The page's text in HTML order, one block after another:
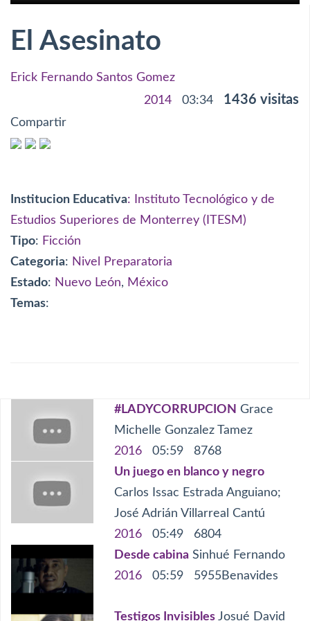
El Asesinato
Erick Fernando Santos Gomez
2014
03:34 1436 visitas
Compartir
Institucion Educativa: Instituto Tecnológico y de
Estudios Superiores de Monterrey (ITESM)
Tipo: Ficción
Categoria: Nivel Preparatoria
Estado: Nuevo León, México
Temas:
#LADYCORRUPCION Grace
Michelle Gonzalez Tamez
2016
05:59
8768
Un juego en blanco y negro
Carlos Issac Estrada Anguiano;
José Adrián Villarreal Cantú
2016
05:49
6804
Desde cabina Sinhué Fernando
Benavides
2016 05:59 5955
Testigos Invisibles Josué David